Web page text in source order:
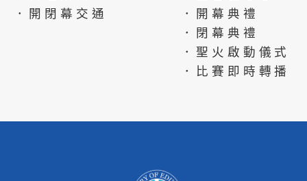
．開閉幕交通
．開幕典禮
．閉幕典禮
．聖火啟動儀式
．比賽即時轉播